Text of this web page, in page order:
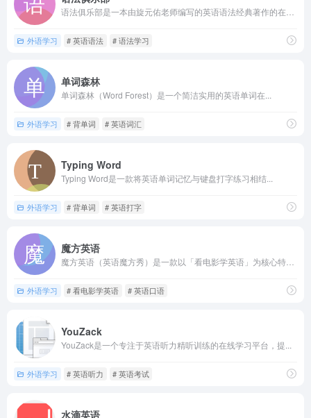
外语学习 # 英语语法 # 语法学习
单词森林
单词森林（Word Forest）是一个简洁实用的英语单词在...
外语学习 # 背单词 # 英语词汇
Typing Word
Typing Word是一款将英语单词记忆与键盘打字练习相结...
外语学习 # 背单词 # 英语打字
魔方英语
外语学习 # 看电影学英语 # 英语口语
YouZack
YouZack是一个专注于英语听力精听训练的在线学习平台，提...
外语学习 # 英语听力 # 英语考试
水滴英语